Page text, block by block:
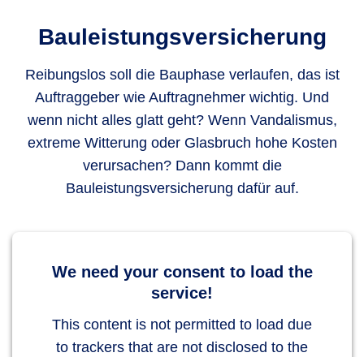
Bauleistungs­versicherung
Reibungslos soll die Bauphase verlaufen, das ist
Auftraggeber wie Auftragnehmer wichtig. Und
wenn nicht alles glatt geht? Wenn Vandalismus,
extreme Witterung oder Glasbruch hohe Kosten
verursachen? Dann kommt die
Bauleistungsversicherung dafür auf.
We need your consent to load the
service!
This content is not permitted to load due
to trackers that are not disclosed to the